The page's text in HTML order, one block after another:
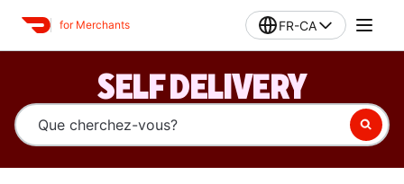
for Merchants FR-CA
SELF DELIVERY